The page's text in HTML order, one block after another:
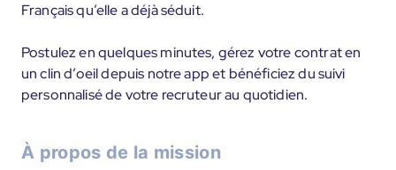
Français qu’elle a déjà séduit.
Postulez en quelques minutes, gérez votre contrat en
un clin d’oeil depuis notre app et bénéficiez du suivi
personnalisé de votre recruteur au quotidien.
À propos de la mission